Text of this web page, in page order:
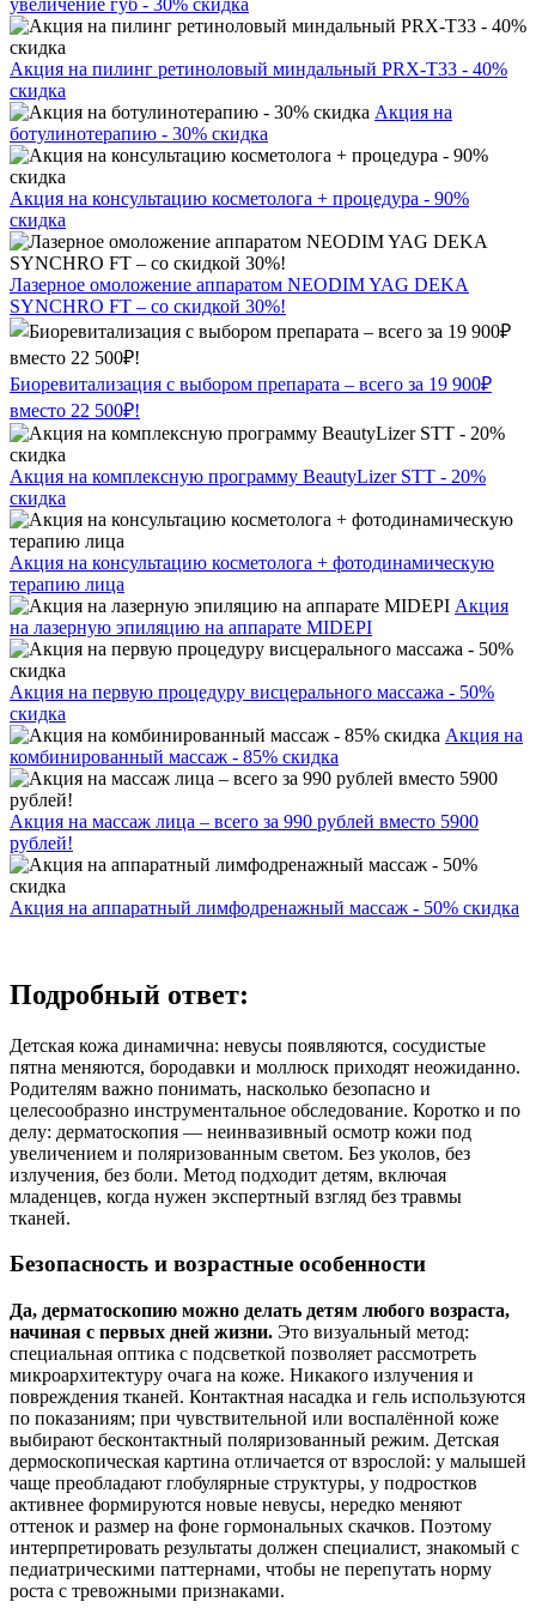
Акция на пилинг ретиноловый миндальный PRX-T33 - 40%
скидка
Акция на
ботулинотерапию - 30% скидка
Акция на консультацию косметолога + процедура - 90%
скидка
Лазерное омоложение аппаратом NEODIM YAG DEKA
SYNCHRO FT – со скидкой 30%!
Биоревитализация с выбором препарата – всего за 19 900₽
вместо 22 500₽!
Акция на комплексную программу BeautyLizer STT - 20%
скидка
Акция на консультацию косметолога + фотодинамическую
терапию лица
Акция
на лазерную эпиляцию на аппарате MIDEPI
Акция на первую процедуру висцерального массажа - 50%
скидка
Акция на
комбинированный массаж - 85% скидка
Акция на массаж лица – всего за 990 рублей вместо 5900
рублей!
Акция на аппаратный лимфодренажный массаж - 50% скидка
Подробный ответ:
Детская кожа динамична: невусы появляются, сосудистые
пятна меняются, бородавки и моллюск приходят неожиданно.
Родителям важно понимать, насколько безопасно и
целесообразно инструментальное обследование. Коротко и по
делу: дерматоскопия — неинвазивный осмотр кожи под
увеличением и поляризованным светом. Без уколов, без
излучения, без боли. Метод подходит детям, включая
младенцев, когда нужен экспертный взгляд без травмы
тканей.
Безопасность и возрастные особенности
Да, дерматоскопию можно делать детям любого возраста,
начиная с первых дней жизни. Это визуальный метод:
специальная оптика с подсветкой позволяет рассмотреть
микроархитектуру очага на коже. Никакого излучения и
повреждения тканей. Контактная насадка и гель используются
по показаниям; при чувствительной или воспалённой коже
выбирают бесконтактный поляризованный режим. Детская
дермоскопическая картина отличается от взрослой: у малышей
чаще преобладают глобулярные структуры, у подростков
активнее формируются новые невусы, нередко меняют
оттенок и размер на фоне гормональных скачков. Поэтому
интерпретировать результаты должен специалист, знакомый с
педиатрическими паттернами, чтобы не перепутать норму
роста с тревожными признаками.